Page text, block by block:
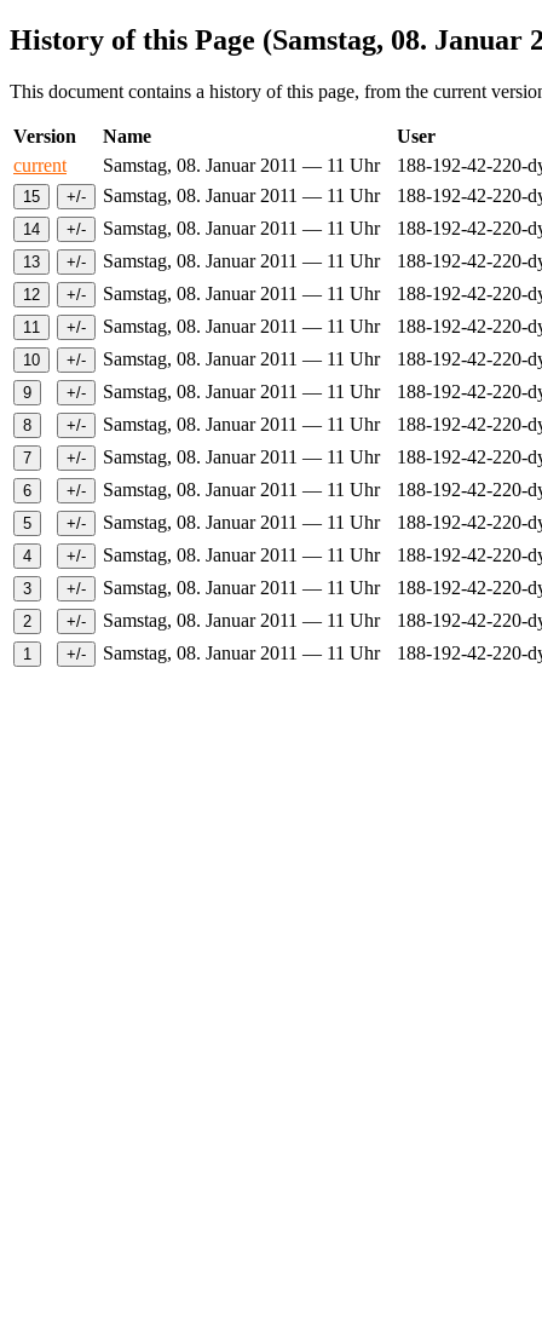
History of this Page (Samstag, 08. Januar
This document contains a history of this page, from the current
Version Name
User
current
Samstag, 08. Januar 2011 — 11 Uhr
188-192-42-220-
Samstag, 08. Januar 2011 — 11 Uhr
188-192-42-220-
Samstag, 08. Januar 2011 — 11 Uhr
188-192-42-220-
Samstag, 08. Januar 2011 — 11 Uhr
188-192-42-220-
Samstag, 08. Januar 2011 — 11 Uhr
188-192-42-220-
Samstag, 08. Januar 2011 — 11 Uhr
188-192-42-220-
Samstag, 08. Januar 2011 — 11 Uhr
188-192-42-220-
Samstag, 08. Januar 2011 — 11 Uhr
188-192-42-220-
Samstag, 08. Januar 2011 — 11 Uhr
188-192-42-220-
Samstag, 08. Januar 2011 — 11 Uhr
188-192-42-220-
Samstag, 08. Januar 2011 — 11 Uhr
188-192-42-220-
Samstag, 08. Januar 2011 — 11 Uhr
188-192-42-220-
Samstag, 08. Januar 2011 — 11 Uhr
188-192-42-220-
Samstag, 08. Januar 2011 — 11 Uhr
188-192-42-220-
Samstag, 08. Januar 2011 — 11 Uhr
188-192-42-220-
Samstag, 08. Januar 2011 — 11 Uhr
188-192-42-220-